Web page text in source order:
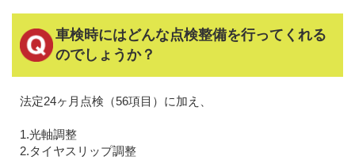
車検時にはどんな点検整備を行ってくれる
のでしょうか？
法定24ヶ月点検（56項目）に加え、
1.光軸調整
2.タイヤスリップ調整